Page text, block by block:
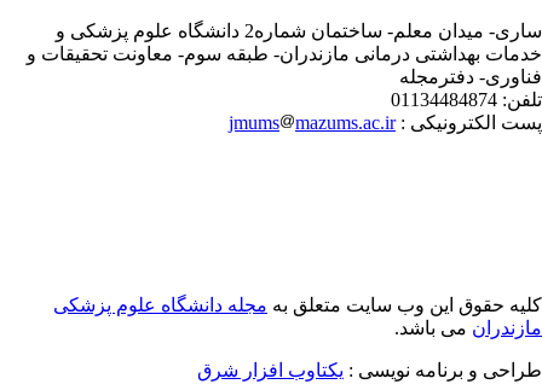
ساری- میدان معلم- ساختمان شماره2 دانشگاه علوم پزشکی و
بهداشتی درمانی مازندران- طبقه سوم- معاونت تحقیقات و
دفترمجله
01134484874
الکترونیکی :
jmums mazums.ac.ir
حقوق این وب سایت متعلق بهمجله دانشگاه علوم پزشکی
می باشد.
و برنامه نویسی : یکتاوب افزار شرق